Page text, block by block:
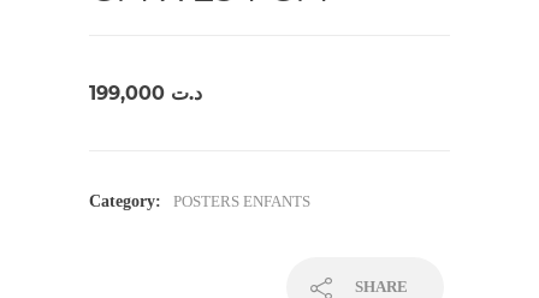
د.ت
Category: POSTERS ENFANTS
SHARE